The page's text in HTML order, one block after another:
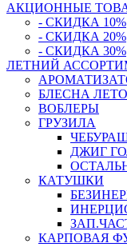
АКЦИОННЫЕ
- СКИДКА 10%
- СКИДКА 20%
- СКИДКА 30%
ЛЕТНИЙ
БЛЕСНА ЛЕТО
ВОБЛЕРЫ
ГРУЗИЛА
ДЖИГ
КАТУШКИ
КАРПОВАЯ